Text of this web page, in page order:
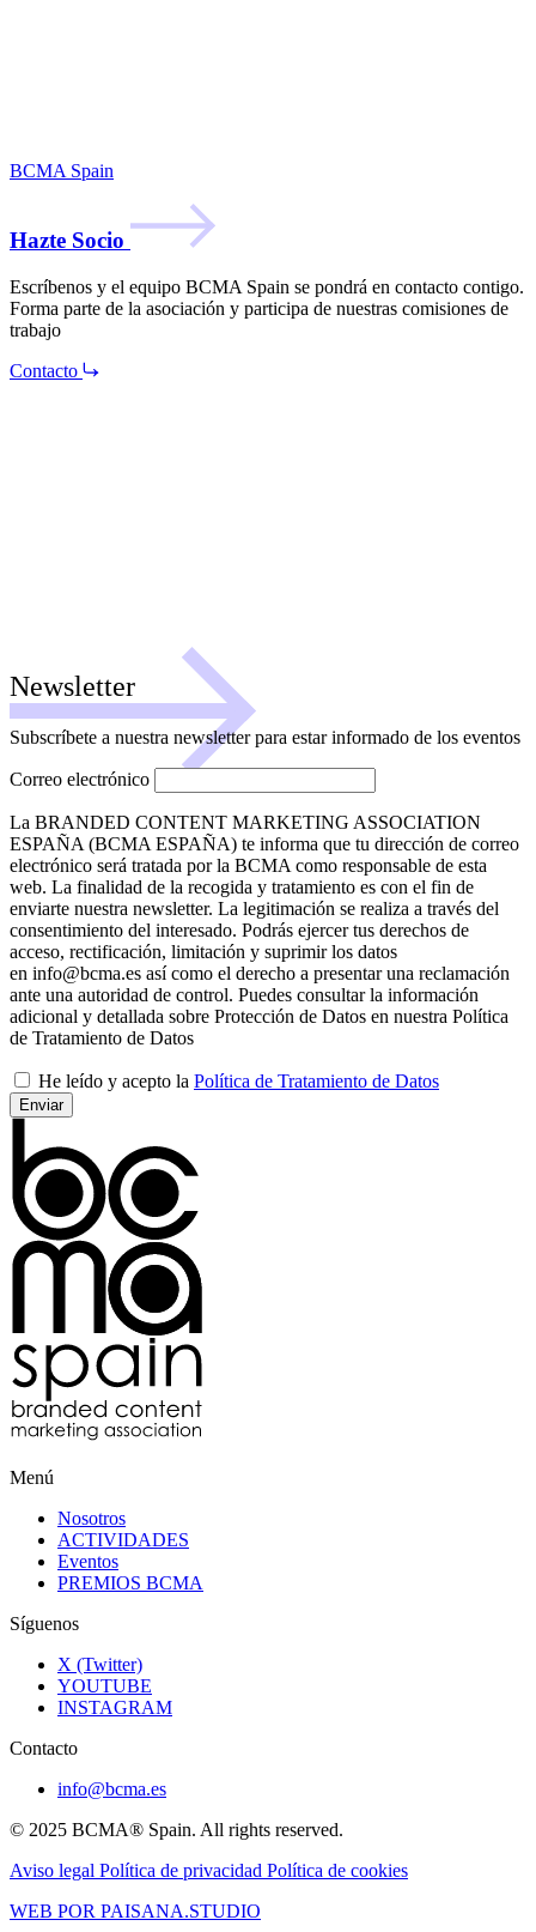
BCMA Spain
Hazte Socio
Escríbenos y el equipo BCMA Spain se pondrá en contacto contigo.
Forma parte de la asociación y participa de nuestras comisiones de
trabajo
Contacto
Newsletter
Subscríbete a nuestra newsletter para estar informado de los eventos
Correo electrónico
La BRANDED CONTENT MARKETING ASSOCIATION
ESPAÑA (BCMA ESPAÑA) te informa que tu dirección de correo
electrónico será tratada por la BCMA como responsable de esta
web. La finalidad de la recogida y tratamiento es con el fin de
enviarte nuestra newsletter. La legitimación se realiza a través del
consentimiento del interesado. Podrás ejercer tus derechos de
acceso, rectificación, limitación y suprimir los datos
en info@bcma.es así como el derecho a presentar una reclamación
ante una autoridad de control. Puedes consultar la información
adicional y detallada sobre Protección de Datos en nuestra Política
de Tratamiento de Datos
He leído y acepto la Política de Tratamiento de Datos
Menú
Nosotros
ACTIVIDADES
Eventos
PREMIOS BCMA
Síguenos
X (Twitter)
YOUTUBE
INSTAGRAM
Contacto
info@bcma.es
© 2025 BCMA® Spain. All rights reserved.
Aviso legal Política de privacidad Política de cookies
WEB POR PAISANA.STUDIO